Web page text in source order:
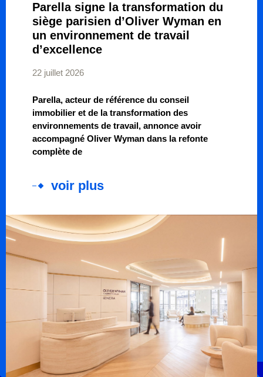
Parella signe la transformation du
siège parisien d’Oliver Wyman en
un environnement de travail
d’excellence
22 juillet 2026
Parella, acteur de référence du conseil
immobilier et de la transformation des
environnements de travail, annonce avoir
accompagné Oliver Wyman dans la refonte
complète de
voir plus